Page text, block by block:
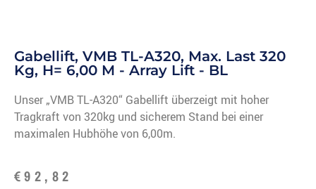
Gabellift, VMB TL-A320, Max. Last 320
Kg, H= 6,00 M - Array Lift - BL
Unser „VMB TL-A320“ Gabellift überzeigt mit hoher
Tragkraft von 320kg und sicherem Stand bei einer
maximalen Hubhöhe von 6,00m.
€92,82